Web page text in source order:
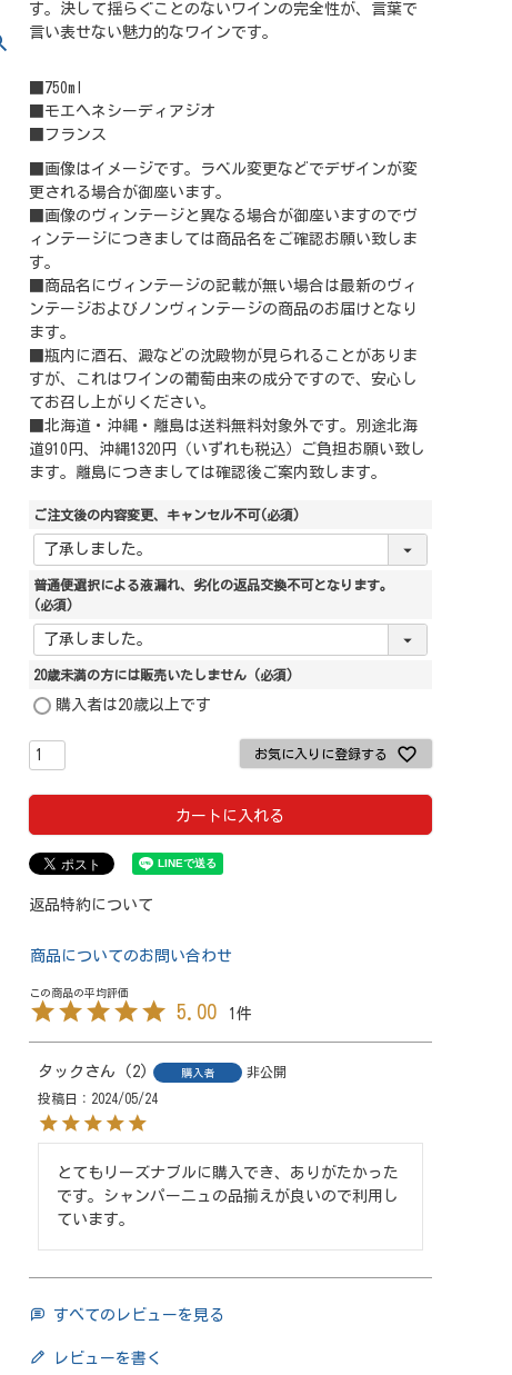
す。決して揺らぐことのないワインの完全性が、言葉で
言い表せない魅力的なワインです。
■750ml
■モエヘネシーディアジオ
■フランス
■画像はイメージです。ラベル変更などでデザインが変
更される場合が御座います。
■画像のヴィンテージと異なる場合が御座いますのでヴ
ィンテージにつきましては商品名をご確認お願い致しま
す。
■商品名にヴィンテージの記載が無い場合は最新のヴィ
ンテージおよびノンヴィンテージの商品のお届けとなり
ます。
■瓶内に酒石、澱などの沈殿物が見られることがありま
すが、これはワインの葡萄由来の成分ですので、安心し
てお召し上がりください。
■北海道・沖縄・離島は送料無料対象外です。別途北海
道910円、沖縄1320円（いずれも税込）ご負担お願い致し
ます。離島につきましては確認後ご案内致します。
ご注文後の内容変更、キャンセル不可 (必須)
普通便選択による液漏れ、劣化の返品交換不可となります。
(必須)
20歳未満の方には販売いたしません (必須)
購入者は20歳以上です
お気に入りに登録する
カートに入れる
返品特約について
商品についてのお問い合わせ
5.00 1
タック 2 購入者
非公開
投稿日
2024/05/24
とてもリーズナブルに購入でき、ありがたかった
です。シャンパーニュの品揃えが良いので利用し
ています。
すべてのレビューを見る
レビューを書く